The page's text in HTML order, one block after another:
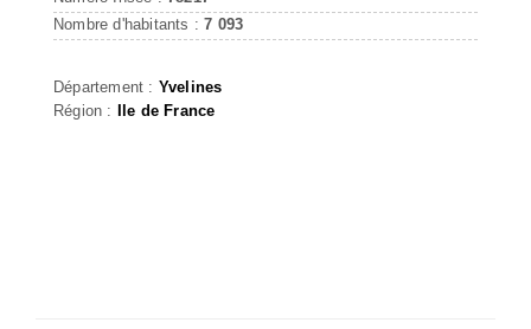
Nombre d'habitants :7 093
Département : Yvelines
Région : Ile de France